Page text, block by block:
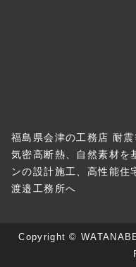
福島県会津の工務店 耐
気密高断熱、自然素材を
ンの設計施工、高性能
渡邉工務所へ
Copyright ©